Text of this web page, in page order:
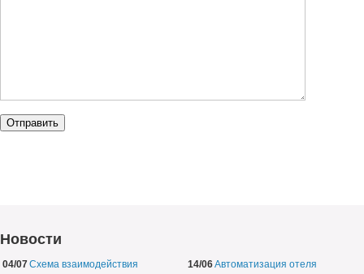
Новости
04/07Схема взаимодействия
14/06Автоматизация отеля